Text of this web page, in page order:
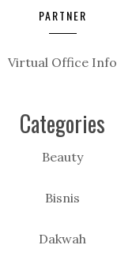
PARTNER
Virtual Office Info
Categories
Beauty
Bisnis
Dakwah